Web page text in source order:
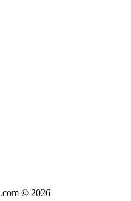
© 2026